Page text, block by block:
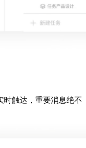
时触达，重要消息绝不